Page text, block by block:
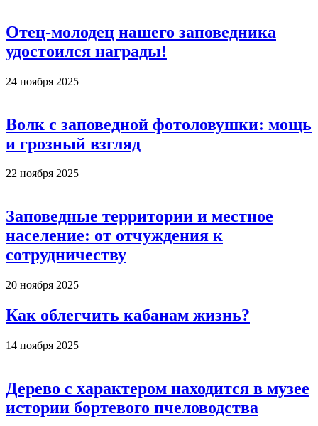
Отец-молодец нашего заповедника
удостоился награды!
24 ноября 2025
Волк с заповедной фотоловушки: мощь
и грозный взгляд
22 ноября 2025
Заповедные территории и местное
население: от отчуждения к
сотрудничеству
20 ноября 2025
Как облегчить кабанам жизнь?
14 ноября 2025
Дерево с характером находится в музее
истории бортевого пчеловодства